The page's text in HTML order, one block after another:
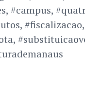
#campus,